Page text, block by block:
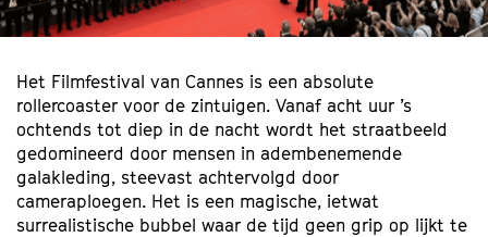
Het Filmfestival van Cannes is een absolute
rollercoaster voor de zintuigen. Vanaf acht uur ’s
ochtends tot diep in de nacht wordt het straatbeeld
gedomineerd door mensen in adembenemende
galakleding, steevast achtervolgd door
cameraploegen. Het is een magische, ietwat
surrealistische bubbel waar de tijd geen grip op lijkt te
Inzoomen